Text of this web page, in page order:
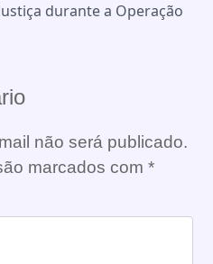
durante a Operação
não será publicado.
marcados com *